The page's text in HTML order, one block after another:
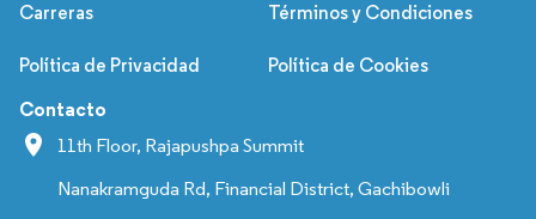
Carreras Términos y Condiciones
Política de Privacidad Política de Cookies
Contacto
11th Floor, Rajapushpa Summit
Nanakramguda Rd, Financial District, Gachibowli